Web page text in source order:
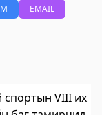
EMAIL
VIII их